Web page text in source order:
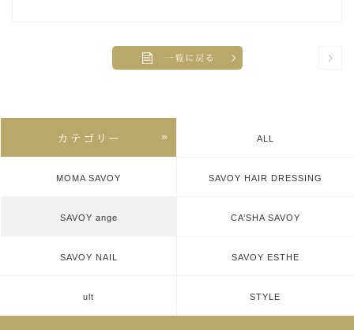
ALL
MOMA SAVOY SAVOY HAIR DRESSING
SAVOY ange CA’SHA SAVOY
SAVOY NAIL SAVOY ESTHE
ult STYLE